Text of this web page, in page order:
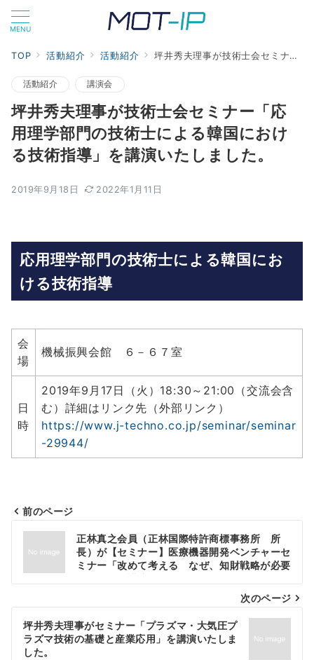
MENU
TOP 活動紹介 活動紹介 坪井秀夫理事が技術士会セミナー「応用理学部門の技術士による韓国における技術指導」を講演いたしました。
活動紹介 講演会
坪井秀夫理事が技術士会セミナー「応
用理学部門の技術士による韓国におけ
る技術指導」を講演いたしました。
2019年9月18日 2022年1月11日
応用理学部門の技術士による韓国にお
ける技術指導
会
場
機械振興会館 ６－６７室
日
時
2019年9月17日（火）18:30～21:00（交流会含
む）詳細はリンク先（外部リンク）
https://www.j-techno.co.jp/seminar/seminar
-29944/
投
ナ
ビ
ゲ
ー
前のページ
正林真之会員（正林国際特許商標事務所 所
長）が【セミナー】医療機器開発ベンチャーセ
ミナー「改めて考える なぜ、知財戦略が必要
次のページ
坪井秀夫理事がセミナー「プラズマ・大気圧プ
ラズマ技術の基礎と産業応用」を講演いたしま
した。